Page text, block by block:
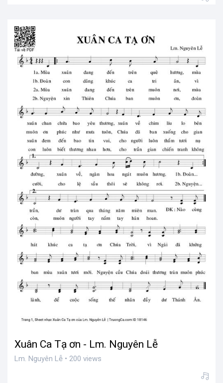
Xuân Ca Tạ ơn - Lm. Nguyên Lễ
Lm. Nguyên Lễ • 200 views